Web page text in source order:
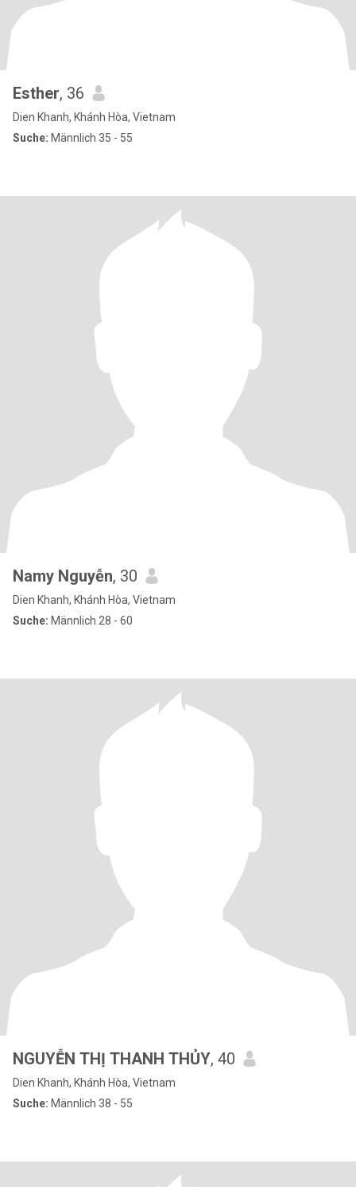
Esther, 36
Dien Khanh, Khánh Hòa, Vietnam
Suche: Männlich 35 - 55
Namy Nguyễn, 30
Dien Khanh, Khánh Hòa, Vietnam
Suche: Männlich 28 - 60
NGUYỄN THỊ THANH THỦY, 40
Dien Khanh, Khánh Hòa, Vietnam
Suche: Männlich 38 - 55